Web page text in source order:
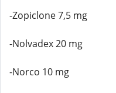
-Zopiclone 7,5 mg
-Nolvadex 20 mg
-Norco 10 mg